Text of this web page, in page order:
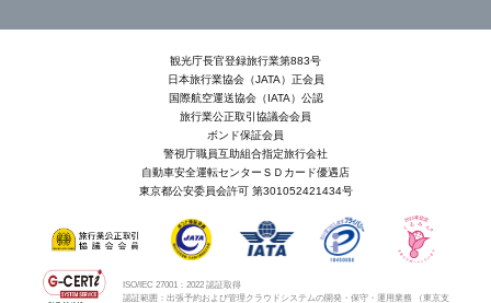
観光庁長官登録旅行業第883号
日本旅行業協会（JATA）正会員
国際航空運送協会（IATA）公認
旅行業公正取引協議会会員
ボンド保証会員
警視庁職員互助組合指定旅行会社
自動車安全運転センターＳＤカード優遇店
東京都公安委員会許可 第301052421434号
ISO/IEC 27001：2022 認証取得
認証範囲：出張予約および管理クラウドシステムの開発・保守・運用業務 （東京支